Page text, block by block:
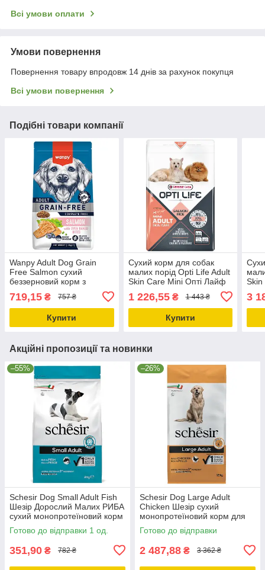
Всі умови оплати
Умови повернення
Повернення товару впродовж 14 днів за рахунок покупця
Всі умови повернення
Подібні товари компанії
Wanpy Adult Dog Grain
Free Salmon сухий
беззерновий корм з
лососем для собак Ванпі
1,5кг DFF-03-1,5
719,15 ₴ 757 ₴
Купити
Сухий корм для собак
малих порід Opti Life Adult
Skin Care Mini Опті Лайф
Едалт Скін Кеа міні лосось
2.5кг
1 226,55₴ 1 443 ₴
Купити
7.5кг
3
Акційні пропозиції та новинки
–55%
Schesir Dog Small Adult Fish
Шезір Дорослий Малих РИБА
сухий монопротеїновий корм
для собак Малих порід
2кг_ДО 11.10.25
Готово до відправки 1 од.
351,90 ₴ 782 ₴
–26%
Schesir Dog Large Adult
Chicken Шезір сухий
монопротеїновий корм для
собак великих порід 12кг
Готово до відправки
2 487,88 ₴ 3 362 ₴